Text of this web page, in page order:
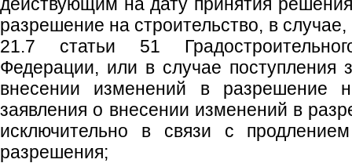
разрешение на строительство, в
21.7 статьи 51
Федерации, или в случае поступления
внесении изменений в разрешение
заявления о внесении изменений в
исключительно в связи с
разрешения;